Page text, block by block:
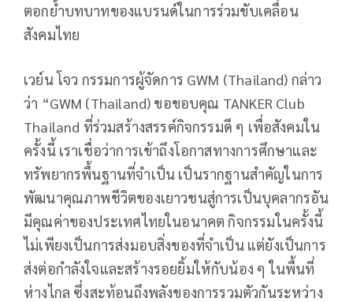
ตอกย้ำบทบาทของแบรนด์ในการร่วมขับเคลื่อน
สังคมไทย
เวย์น โจว กรรมการผู้จัดการ GWM (Thailand) กล่าว
ว่า “GWM (Thailand) ขอขอบคุณ TANKER Club
Thailand ที่ร่วมสร้างสรรค์กิจกรรมดี ๆ เพื่อสังคมใน
ครั้งนี้ เราเชื่อว่าการเข้าถึงโอกาสทางการศึกษาและ
ทรัพยากรพื้นฐานที่จำเป็น เป็นรากฐานสำคัญในการ
พัฒนาคุณภาพชีวิตของเยาวชนสู่การเป็นบุคลากรอัน
มีคุณค่าของประเทศไทยในอนาคต กิจกรรมในครั้งนี้
ไม่เพียงเป็นการส่งมอบสิ่งของที่จำเป็น แต่ยังเป็นการ
ส่งต่อกำลังใจและสร้างรอยยิ้มให้กับน้อง ๆ ในพื้นที่
ห่างไกล ซึ่งสะท้อนถึงพลังของการรวมตัวกันระหว่าง